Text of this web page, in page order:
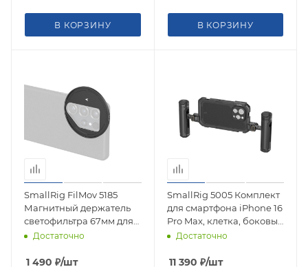
В КОРЗИНУ В КОРЗИНУ
SmallRig FilMov 5185
Магнитный держатель
светофильтра 67мм для
Samsung S25 Ultra
Достаточно
1 490 ₽/шт
SmallRig 5005 Комплект
для смартфона iPhone 16
Pro Max, клетка, боковые
ручки
Достаточно
11 390 ₽/шт